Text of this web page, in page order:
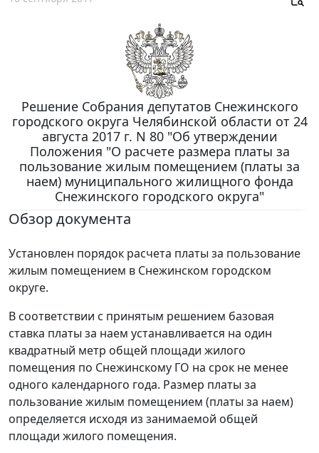
Решение Собрания депутатов Снежинского
городского округа Челябинской области от 24
августа 2017 г. N 80 "Об утверждении
Положения "О расчете размера платы за
пользование жилым помещением (платы за
наем) муниципального жилищного фонда
Снежинского городского округа"
Обзор документа
Установлен порядок расчета платы за пользование
жилым помещением в Снежинском городском
округе.
В соответствии с принятым решением базовая
ставка платы за наем устанавливается на один
квадратный метр общей площади жилого
помещения по Снежинскому ГО на срок не менее
одного календарного года. Размер платы за
пользование жилым помещением (платы за наем)
определяется исходя из занимаемой общей
площади жилого помещения.